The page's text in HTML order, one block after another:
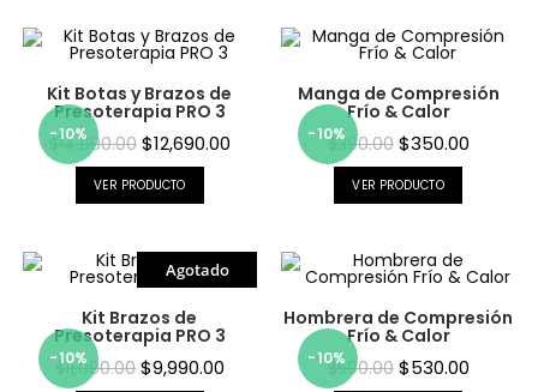
-10%
Kit Botas y Brazos de
Presoterapia PRO 3
14,090.00 $12,690.00
VER PRODUCTO
-10%
Manga de Compresión
Frío & Calor
$390.00 $350.00
VER PRODUCTO
Agotado
-10%
Kit Brazos de
Presoterapia PRO 3
$11,090.00 $9,990.00 -10%
Hombrera de Compresión
Frío & Calor
$590.00 $530.00